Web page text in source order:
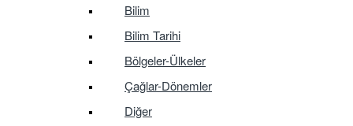
Bilim
Bilim Tarihi
Bölgeler-Ülkeler
Çağlar-Dönemler
Diğer